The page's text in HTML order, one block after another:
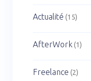
Actualité (15)
AfterWork(1)
Freelance (2)